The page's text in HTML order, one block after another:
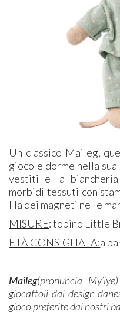
Un classico Maileg,
gioco e dorme nella
vestiti e la
morbidi tessuti con
Ha dei magneti nelle
MISURE: topino Little
ETÀ CONSIGLIATA:a
Maileg(pronuncia
giocattoli dal design
gioco preferite dai nostri